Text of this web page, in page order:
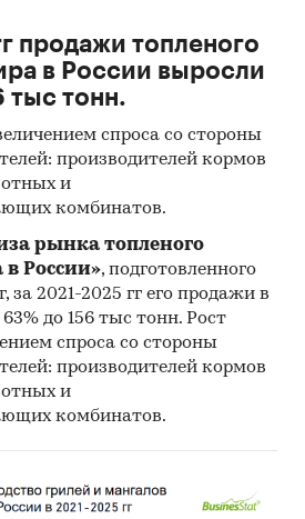
российских
Казахстан (более 31%),
- МОНГОЛО-
БАТОРСКАЯ
представлена
ВЭД с объемами
российских импортеров
экспортеров и
продажи топленого
в России выросли
тыс тонн.
спроса со стороны
производителей кормов
и
комбинатов.
рынка топленого
России», подготовленного
за 2021-2025 гг его продажи в
до 156 тыс тонн. Рост
спроса со стороны
производителей кормов
и
комбинатов.